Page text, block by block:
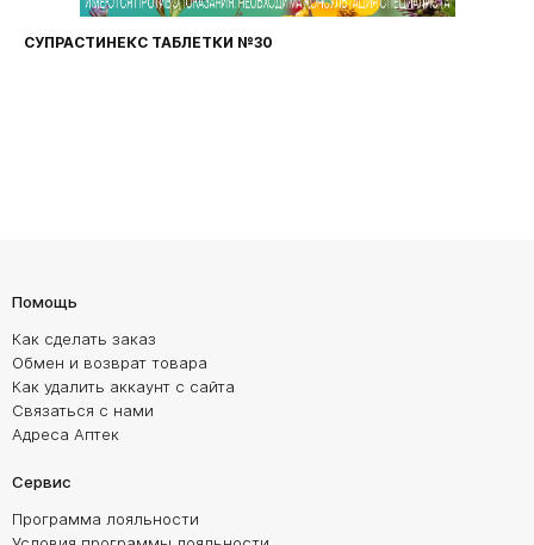
СУПРАСТИНЕКС ТАБЛЕТКИ №30
Помощь
Как сделать заказ
Обмен и возврат товара
Как удалить аккаунт с сайта
Связаться с нами
Адреса Аптек
Сервис
Программа лояльности